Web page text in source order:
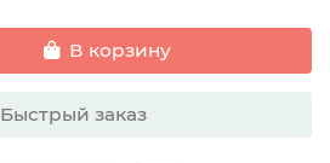
В корзину
Быстрый заказ